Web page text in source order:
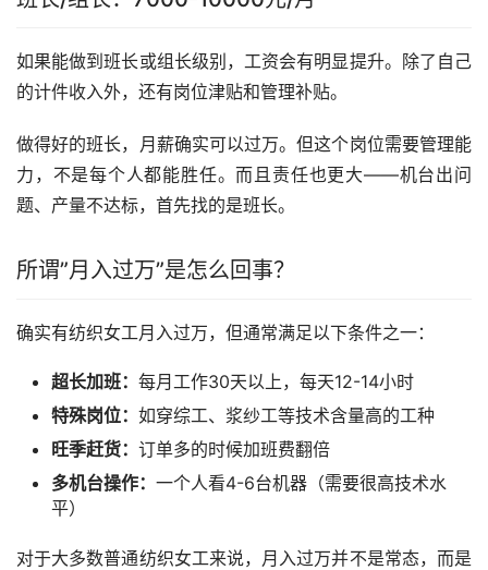
如果能做到班长或组长级别，工资会有明显提升。除了自己
的计件收入外，还有岗位津贴和管理补贴。
做得好的班长，月薪确实可以过万。但这个岗位需要管理能
力，不是每个人都能胜任。而且责任也更大——机台出问
题、产量不达标，首先找的是班长。
所谓”月入过万”是怎么回事？
确实有纺织女工月入过万，但通常满足以下条件之一：
超长加班： 每月工作30天以上，每天12-14小时
特殊岗位： 如穿综工、浆纱工等技术含量高的工种
旺季赶货： 订单多的时候加班费翻倍
多机台操作： 一个人看4-6台机器（需要很高技术水
平）
对于大多数普通纺织女工来说，月入过万并不是常态，而是